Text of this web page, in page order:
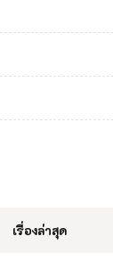
เรื่องล่าสุด